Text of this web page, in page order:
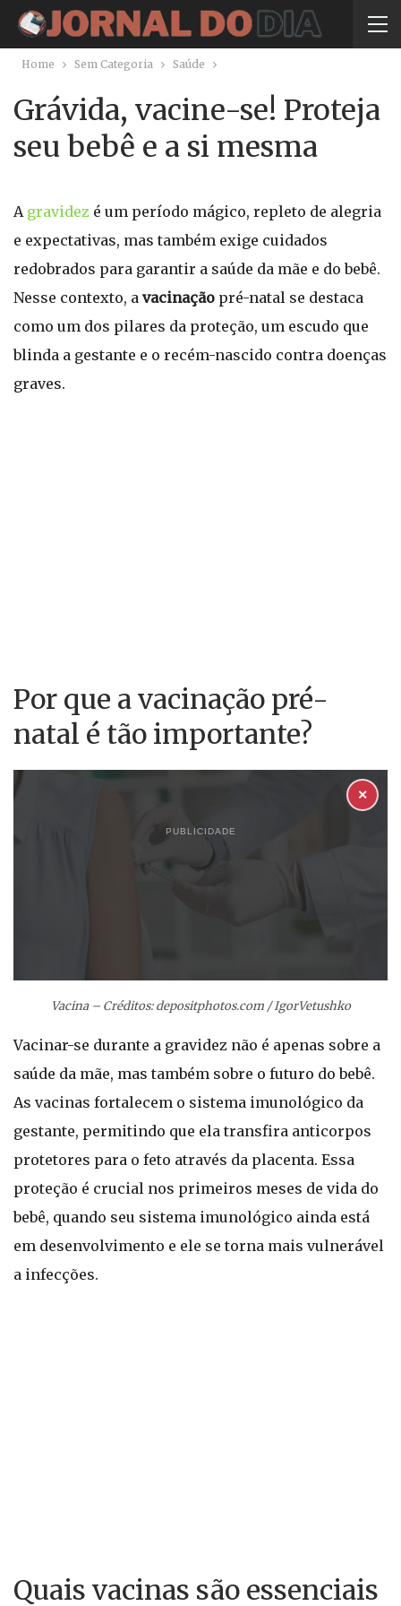
Home Sem Categoria Saúde
Grávida, vacine-se! Proteja
seu bebê e a si mesma
A gravidez é um período mágico, repleto de alegria
e expectativas, mas também exige cuidados
redobrados para garantir a saúde da mãe e do bebê.
Nesse contexto, a vacinação pré-natal se destaca
como um dos pilares da proteção, um escudo que
blinda a gestante e o recém-nascido contra doenças
graves.
Por que a vacinação pré-
natal é tão importante?
PUBLICIDADE
✕
Vacina – Créditos: depositphotos.com / IgorVetushko
Vacinar-se durante a gravidez não é apenas sobre a
saúde da mãe, mas também sobre o futuro do bebê.
As vacinas fortalecem o sistema imunológico da
gestante, permitindo que ela transfira anticorpos
protetores para o feto através da placenta. Essa
proteção é crucial nos primeiros meses de vida do
bebê, quando seu sistema imunológico ainda está
em desenvolvimento e ele se torna mais vulnerável
a infecções.
Quais vacinas são essenciais